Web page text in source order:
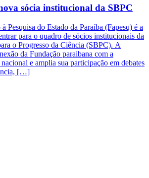
sócia institucional da SBPC
Pesquisa do Estado da Paraíba (Fapesq) é a
para o quadro de sócios institucionais da
o Progresso da Ciência (SBPC). A
da Fundação paraibana com a
e amplia sua participação em debates
[…]